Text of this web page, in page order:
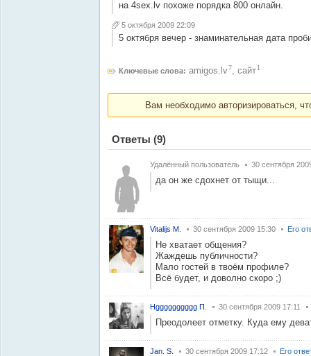
на 4sex.lv похоже порядка 800 онлайн.
5 октября 2009 22:09
5 октября вечер - знаминательная дата
Ключевые слова: amigos.lv7, сайт1
Вам необходимо авторизироваться,
Ответы (9)
Удалённый пользователь 30 сентября
да он же сдохнет от тыщи...
Vitalijs M. 30 сентября 2009 15:30 Его
Не хватает общения?
Жаждешь публичности?
Мало гостей в твоём профиле?
Всё будет, и доволно скоро ;)
Нgggggggggg П. 30 сентября 2009 17:11
Преодолеет отметку. Куда ему
Jan. S. 30 сентября 2009 17:12 Его